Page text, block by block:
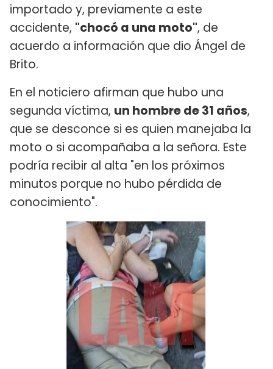
importado y, previamente a este
accidente, "chocó a una moto", de
acuerdo a información que dio Ángel de
Brito.
En el noticiero afirman que hubo una
segunda víctima, un hombre de 31 años,
que se desconce si es quien manejaba la
moto o si acompañaba a la señora. Este
podría recibir al alta "en los próximos
minutos porque no hubo pérdida de
conocimiento".